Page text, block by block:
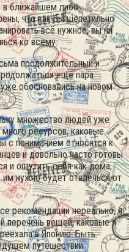
в ближайшем либо
что как бы шепетильно
всё нужное, вы ни
ко всему.
продолжительный и
ещё пара
обосновались на новом
множество людей уже
ресурсов, каковые
с пониманием относятся к
и довольно часто готовы
и ощутить себя как дома,
нужно будет отвлечься от
рекомендации нереально, я
перечень вещей, каковые я
в Японию. Быть
путешествии.